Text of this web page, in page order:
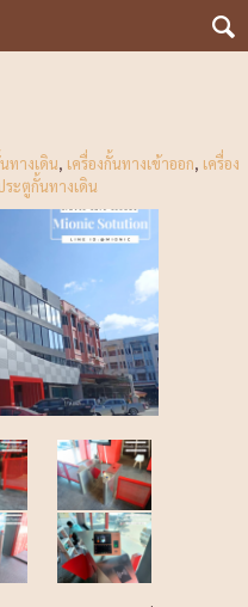
ทางเดิน, เครื่องกั้นทางเข้าออก, เครื่อง
ะตูกั้นทางเดิน